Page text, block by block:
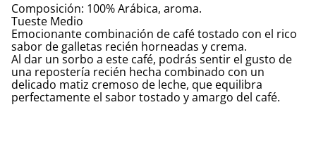
Composición: 100% Arábica, aroma.
Tueste Medio
Emocionante combinación de café tostado con el rico
sabor de galletas recién horneadas y crema.
Al dar un sorbo a este café, podrás sentir el gusto de
una repostería recién hecha combinado con un
delicado matiz cremoso de leche, que equilibra
perfectamente el sabor tostado y amargo del café.